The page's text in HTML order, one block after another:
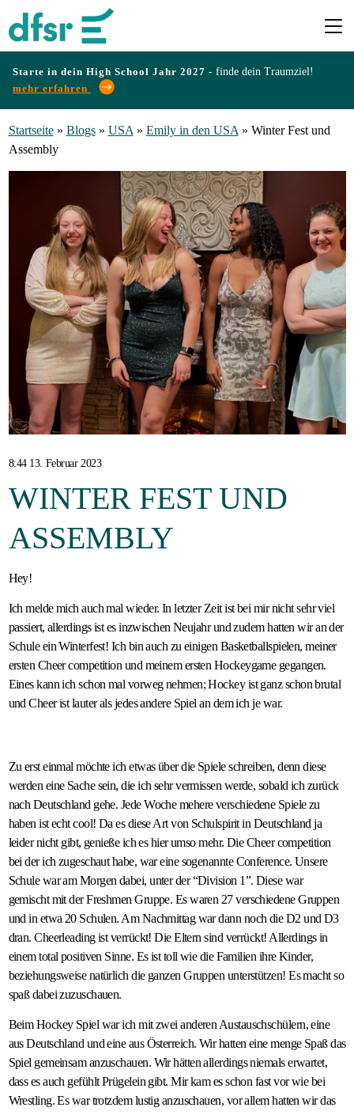
Starte in dein High School Jahr 2027 - finde dein Traumziel!
mehr erfahren
Programme
Infos
&
Erfahrungen
Preise
Gastfamilie
werden
Startseite» Blogs» USA» Emily in den USA» Winter Fest und
Assembly
8:44 13. Februar 2023
WINTER FEST UND
ASSEMBLY
Hey!
Ich melde mich auch mal wieder. In letzter Zeit ist bei mir nicht sehr viel
passiert, allerdings ist es inzwischen Neujahr und zudem hatten wir an der
Schule ein Winterfest! Ich bin auch zu einigen Basketballspielen, meiner
ersten Cheer competition und meinem ersten Hockeygame gegangen.
Eines kann ich schon mal vorweg nehmen; Hockey ist ganz schon brutal
und Cheer ist lauter als jedes andere Spiel an dem ich je war.
Zu erst einmal möchte ich etwas über die Spiele schreiben, denn diese
werden eine Sache sein, die ich sehr vermissen werde, sobald ich zurück
nach Deutschland gehe. Jede Woche mehere verschiedene Spiele zu
haben ist echt cool! Da es diese Art von Schulspirit in Deutschland ja
leider nicht gibt, genieße ich es hier umso mehr. Die Cheer competition
bei der ich zugeschaut habe, war eine sogenannte Conference. Unsere
Schule war am Morgen dabei, unter der “Division 1”. Diese war
gemischt mit der Freshmen Gruppe. Es waren 27 verschiedene Gruppen
und in etwa 20 Schulen. Am Nachmittag war dann noch die D2 und D3
dran. Cheerleading ist verrückt! Die Eltern sind verrückt! Allerdings in
einem total positiven Sinne. Es ist toll wie die Familien ihre Kinder,
beziehungsweise natürlich die ganzen Gruppen unterstützen! Es macht so
spaß dabei zuzuschauen.
Beim Hockey Spiel war ich mit zwei anderen Austauschschülern, eine
aus Deutschland und eine aus Österreich. Wir hatten eine menge Spaß das
Spiel gemeinsam anzuschauen. Wir hätten allerdings niemals erwartet,
dass es auch gefühlt Prügelein gibt. Mir kam es schon fast vor wie bei
Wrestling. Es war trotzdem lustig anzuschauen, vor allem hatten wir das